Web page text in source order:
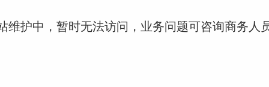
维护中，暂时无法访问，业务问题可咨询商务人